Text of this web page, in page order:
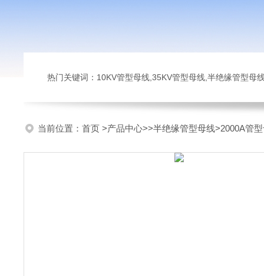
热门关键词：10KV管型母线,35KV管型母线,半绝缘管型母
当前位置： 首页 >产品中心>>半绝缘管型母线>2000A管